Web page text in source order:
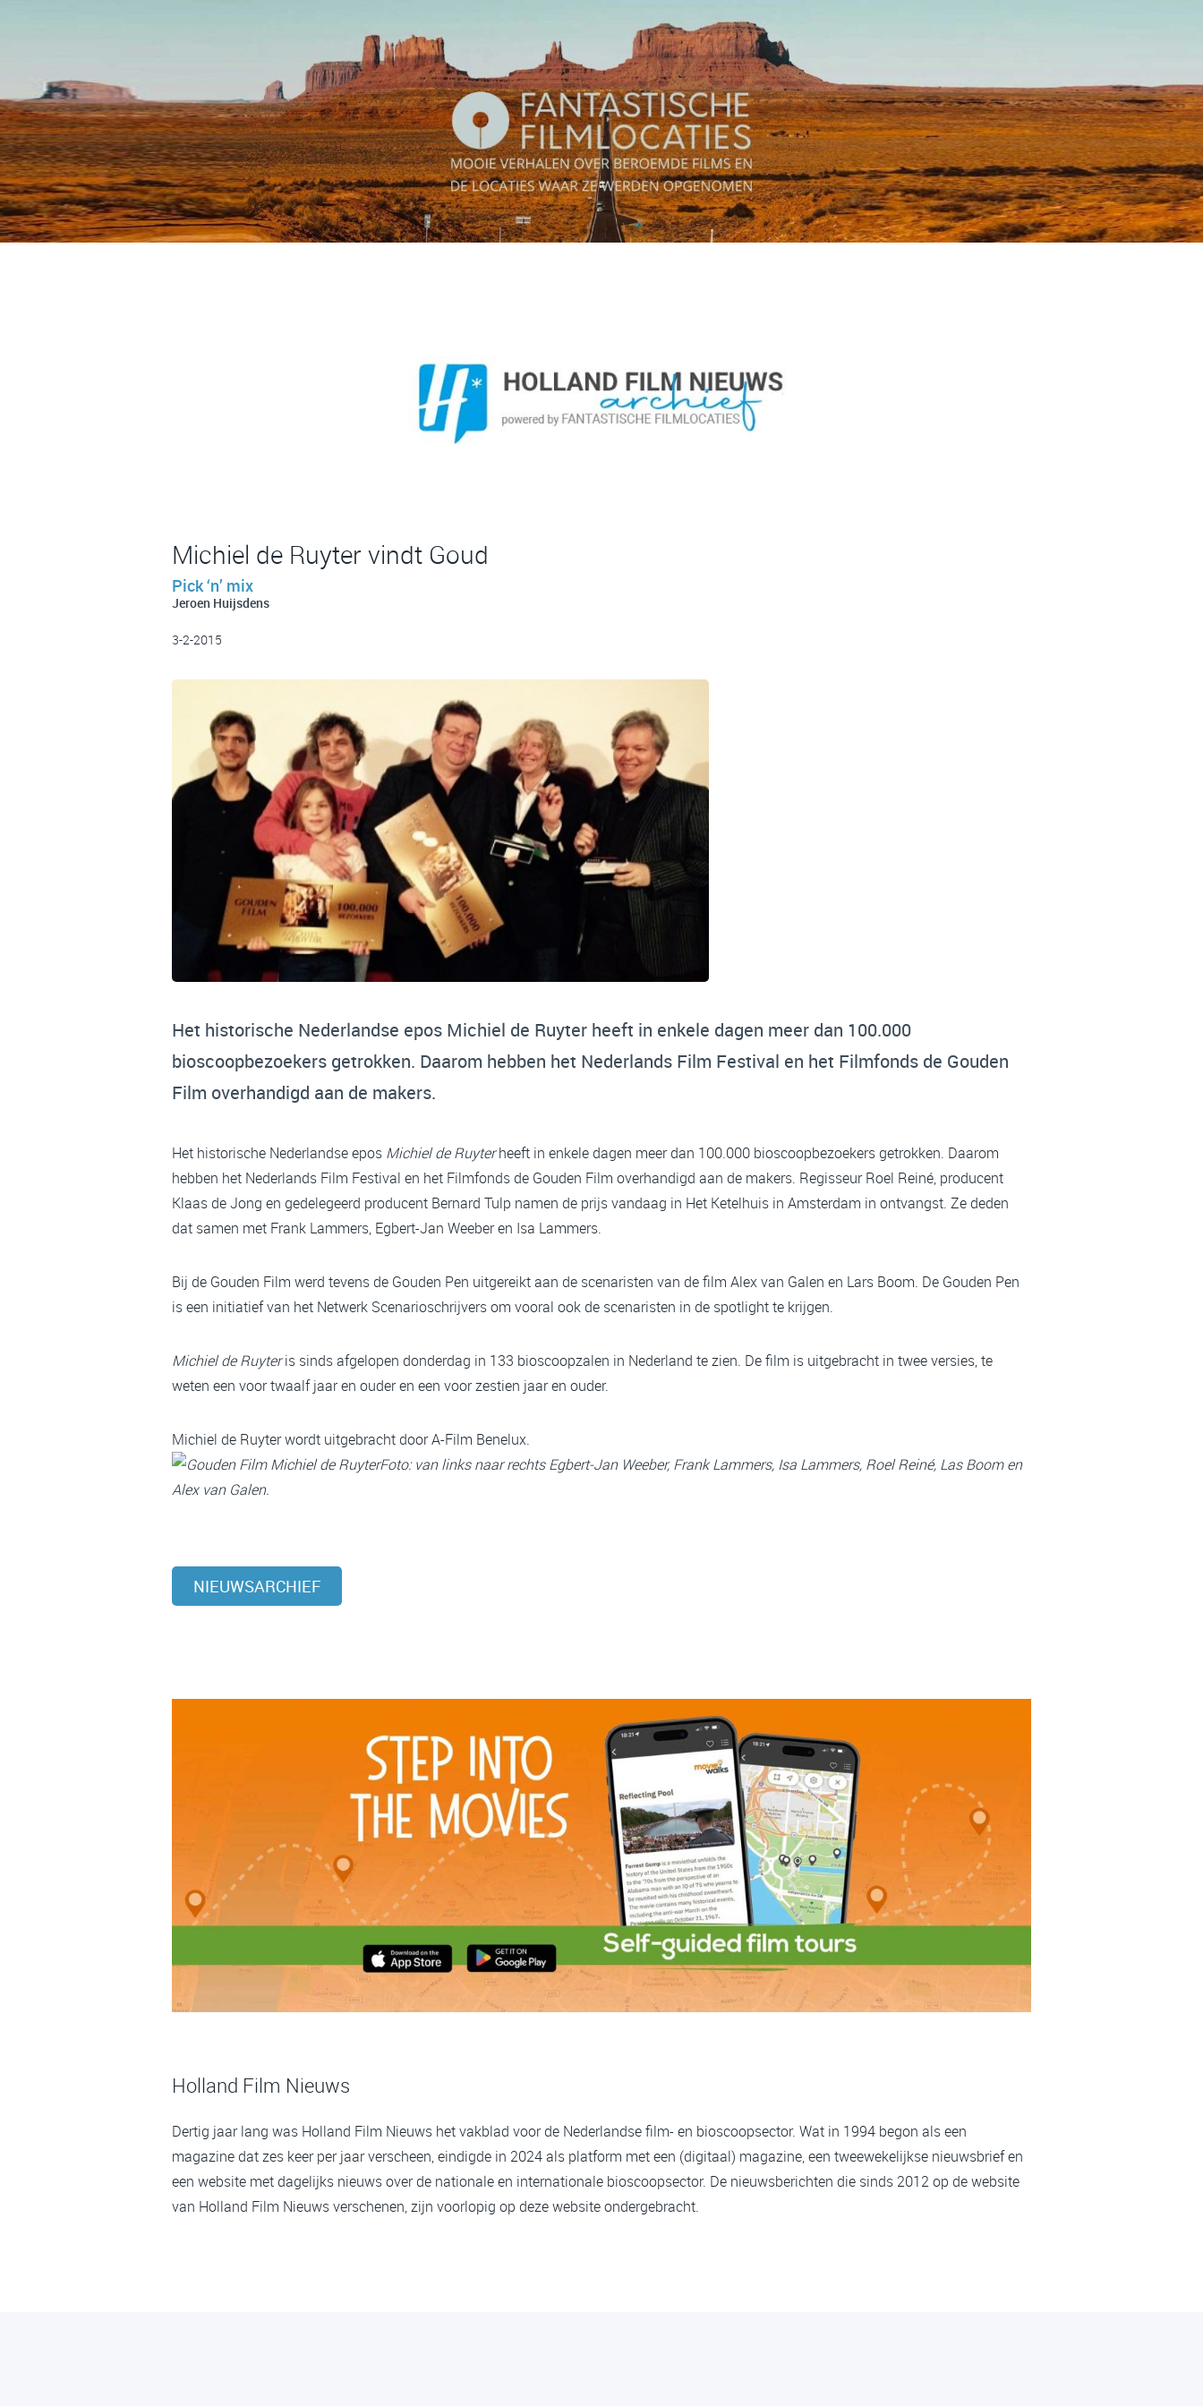
Michiel de Ruyter vindt Goud
Pick ‘n’ mix
Jeroen Huijsdens
3-2-2015
Het historische Nederlandse epos Michiel de Ruyter heeft in enkele dagen meer dan 100.000
bioscoopbezoekers getrokken. Daarom hebben het Nederlands Film Festival en het Filmfonds de Gouden
Film overhandigd aan de makers.
Het historische Nederlandse epos Michiel de Ruyterheeft in enkele dagen meer dan 100.000 bioscoopbezoekers getrokken. Daarom
hebben het Nederlands Film Festival en het Filmfonds de Gouden Film overhandigd aan de makers. Regisseur Roel Reiné, producent
Klaas de Jong en gedelegeerd producent Bernard Tulp namen de prijs vandaag in Het Ketelhuis in Amsterdam in ontvangst. Ze deden
dat samen met Frank Lammers, Egbert-Jan Weeber en Isa Lammers.
Bij de Gouden Film werd tevens de Gouden Pen uitgereikt aan de scenaristen van de film Alex van Galen en Lars Boom. De Gouden Pen
is een initiatief van het Netwerk Scenarioschrijvers om vooral ook de scenaristen in de spotlight te krijgen.
Michiel de Ruyteris sinds afgelopen donderdag in 133 bioscoopzalen in Nederland te zien. De film is uitgebracht in twee versies, te
weten een voor twaalf jaar en ouder en een voor zestien jaar en ouder.
Michiel de Ruyter wordt uitgebracht door A-Film Benelux.
Foto: van links naar rechts Egbert-Jan Weeber, Frank Lammers, Isa Lammers, Roel Reiné, Las Boom en
Alex van Galen.
NIEUWSARCHIEF
Holland Film Nieuws
Dertig jaar lang was Holland Film Nieuws het vakblad voor de Nederlandse film- en bioscoopsector. Wat in 1994 begon als een
magazine dat zes keer per jaar verscheen, eindigde in 2024 als platform met een (digitaal) magazine, een tweewekelijkse nieuwsbrief en
een website met dagelijks nieuws over de nationale en internationale bioscoopsector. De nieuwsberichten die sinds 2012 op de website
van Holland Film Nieuws verschenen, zijn voorlopig op deze website ondergebracht.